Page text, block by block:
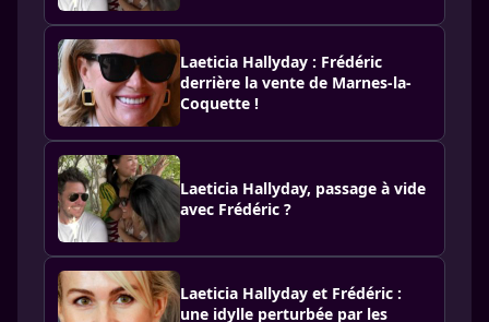
Laeticia Hallyday : Frédéric
derrière la vente de Marnes-la-
Coquette !
Laeticia Hallyday, passage à vide
avec Frédéric ?
Laeticia Hallyday et Frédéric :
une idylle perturbée par les